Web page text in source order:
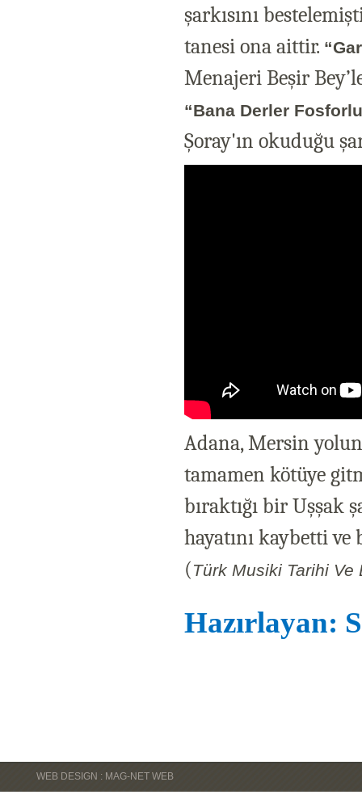
şarkısını
tanesi ona aittir.
Menajeri Beşir
“Bana Derler
Şoray'ın okuduğu
Adana, Mersin
tamamen kötüye
bıraktığı bir Uşşak
hayatını kaybetti
(Türk Musiki Tarihi Ve
Hazırlayan:
WEB DESIGN : MAG-NET WEB